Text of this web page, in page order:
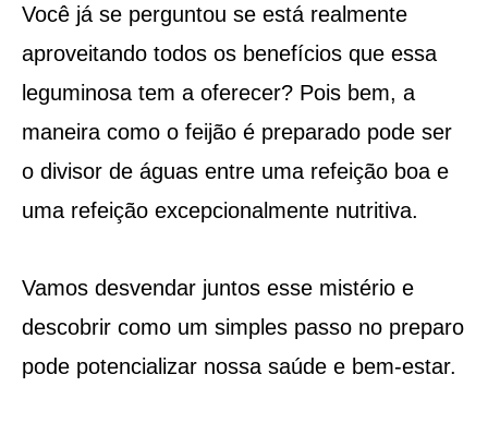
Você já se perguntou se está realmente
aproveitando todos os benefícios que essa
leguminosa tem a oferecer? Pois bem, a
maneira como o feijão é preparado pode ser
o divisor de águas entre uma refeição boa e
uma refeição excepcionalmente nutritiva.
Vamos desvendar juntos esse mistério e
descobrir como um simples passo no preparo
pode potencializar nossa saúde e bem-estar.